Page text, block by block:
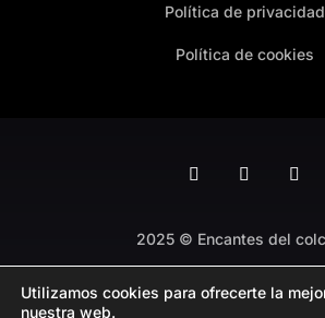
Política de privacidad
Política de cookies
2025 © Encantes del
Utilizamos cookies para ofrecerte la
nuestra web.